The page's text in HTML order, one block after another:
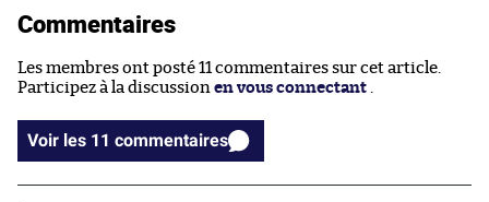
Commentaires
Les membres ont posté 11 commentaires sur cet article.
Participez à la discussion en vous connectant
Voir les 11 commentaires